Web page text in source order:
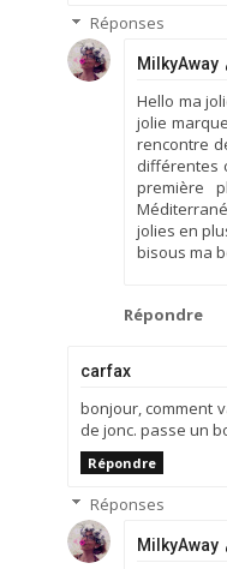
Réponses
MilkyAway
Hello ma
jolie
rencontre
différentes
première
jolies en
bisous ma
Répondre
carfax
bonjour, comment
de jonc. passe un
Répondre
Réponses
MilkyAway